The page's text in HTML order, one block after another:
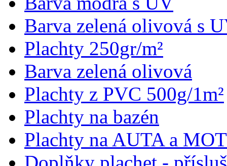
Barva zelená olivová s
Plachty 250gr/m²
Barva zelená olivová
Plachty z PVC 500g/1m²
Plachty na bazén
Plachty na AUTA a